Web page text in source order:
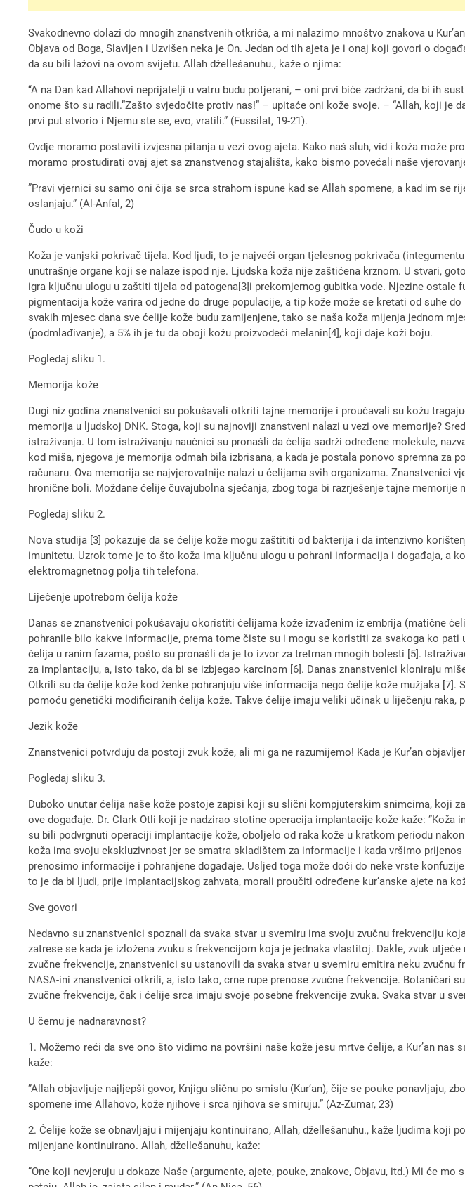
Svakodnevno dolazi do mnogih znanstvenih otkrića, a mi nalazimo mnoštvo znakova u
Objava od Boga, Slavljen i Uzvišen neka je On. Jedan od tih ajeta je i onaj koji govori o
da su bili lažovi na ovom svijetu. Allah džellešanuhu., kaže o njima:
‘‘A na Dan kad Allahovi neprijatelji u vatru budu potjerani, – oni prvi biće zadržani, da bi ih
onome što su radili.”Zašto svjedočite protiv nas!” – upitaće oni kože svoje. – “Allah, koji je
prvi put stvorio i Njemu ste se, evo, vratili.” (Fussilat, 19-21).
Ovdje moramo postaviti izvjesna pitanja u vezi ovog ajeta. Kako naš sluh, vid i koža može
moramo prostudirati ovaj ajet sa znanstvenog stajališta, kako bismo povećali naše
”Pravi vjernici su samo oni čija se srca strahom ispune kad se Allah spomene, a kad im se
oslanjaju.” (Al-Anfal, 2)
Čudo u koži
Koža je vanjski pokrivač tijela. Kod ljudi, to je najveći organ tjelesnog pokrivača
unutrašnje organe koji se nalaze ispod nje. Ljudska koža nije zaštićena krznom. U stvari,
igra ključnu ulogu u zaštiti tijela od patogena[3]i prekomjernog gubitka vode. Njezine
pigmentacija kože varira od jedne do druge populacije, a tip kože može se kretati od suhe
svakih mjesec dana sve ćelije kože budu zamijenjene, tako se naša koža mijenja jednom
(podmlađivanje), a 5% ih je tu da oboji kožu proizvodeći melanin[4], koji daje koži boju.
Pogledaj sliku 1.
Memorija kože
Dugi niz godina znanstvenici su pokušavali otkriti tajne memorije i proučavali su kožu
memorija u ljudskoj DNK. Stoga, koji su najnoviji znanstveni nalazi u vezi ove memorije?
istraživanja. U tom istraživanju naučnici su pronašli da ćelija sadrži određene molekule,
kod miša, njegova je memorija odmah bila izbrisana, a kada je postala ponovo spremna
računaru. Ova memorija se najvjerovatnije nalazi u ćelijama svih organizama.
hronične boli. Moždane ćelije čuvajubolna sjećanja, zbog toga bi razrješenje tajne
Pogledaj sliku 2.
Nova studija [3] pokazuje da se ćelije kože mogu zaštititi od bakterija i da intenzivno
imunitetu. Uzrok tome je to što koža ima ključnu ulogu u pohrani informacija i događaja, a
elektromagnetnog polja tih telefona.
Liječenje upotrebom ćelija kože
Danas se znanstvenici pokušavaju okoristiti ćelijama kože izvađenim iz embrija (matične
pohranile bilo kakve informacije, prema tome čiste su i mogu se koristiti za svakoga ko
ćelija u ranim fazama, pošto su pronašli da je to izvor za tretman mnogih bolesti [5].
za implantaciju, a, isto tako, da bi se izbjegao karcinom [6]. Danas znanstvenici kloniraju
Otkrili su da ćelije kože kod ženke pohranjuju više informacija nego ćelije kože mužjaka
pomoću genetički modificiranih ćelija kože. Takve ćelije imaju veliki učinak u liječenju raka,
Jezik kože
Znanstvenici potvrđuju da postoji zvuk kože, ali mi ga ne razumijemo! Kada je Kur’an
Pogledaj sliku 3.
Duboko unutar ćelija naše kože postoje zapisi koji su slični kompjuterskim snimcima, koji
ove događaje. Dr. Clark Otli koji je nadzirao stotine operacija implantacije kože kaže: ”Koža
su bili podvrgnuti operaciji implantacije kože, oboljelo od raka kože u kratkom periodu
koža ima svoju ekskluzivnost jer se smatra skladištem za informacije i kada vršimo
prenosimo informacije i pohranjene događaje. Usljed toga može doći do neke vrste
to je da bi ljudi, prije implantacijskog zahvata, morali proučiti određene kur’anske ajete na
Sve govori
Nedavno su znanstvenici spoznali da svaka stvar u svemiru ima svoju zvučnu frekvenciju
zatrese se kada je izložena zvuku s frekvencijom koja je jednaka vlastitoj. Dakle, zvuk
zvučne frekvencije, znanstvenici su ustanovili da svaka stvar u svemiru emitira neku
NASA-ini znanstvenici otkrili, a, isto tako, crne rupe prenose zvučne frekvencije.
zvučne frekvencije, čak i ćelije srca imaju svoje posebne frekvencije zvuka. Svaka stvar u
U čemu je nadnaravnost?
1. Možemo reći da sve ono što vidimo na površini naše kože jesu mrtve ćelije, a Kur’an
kaže:
”Allah objavljuje najljepši govor, Knjigu sličnu po smislu (Kur’an), čije se pouke ponavljaju,
spomene ime Allahovo, kože njihove i srca njihova se smiruju.” (Az-Zumar, 23)
2. Ćelije kože se obnavljaju i mijenjaju kontinuirano, Allah, džellešanuhu., kaže ljudima
mijenjane kontinuirano. Allah, džellešanuhu, kaže:
”One koji nevjeruju u dokaze Naše (argumente, ajete, pouke, znakove, Objavu, itd.) Mi će